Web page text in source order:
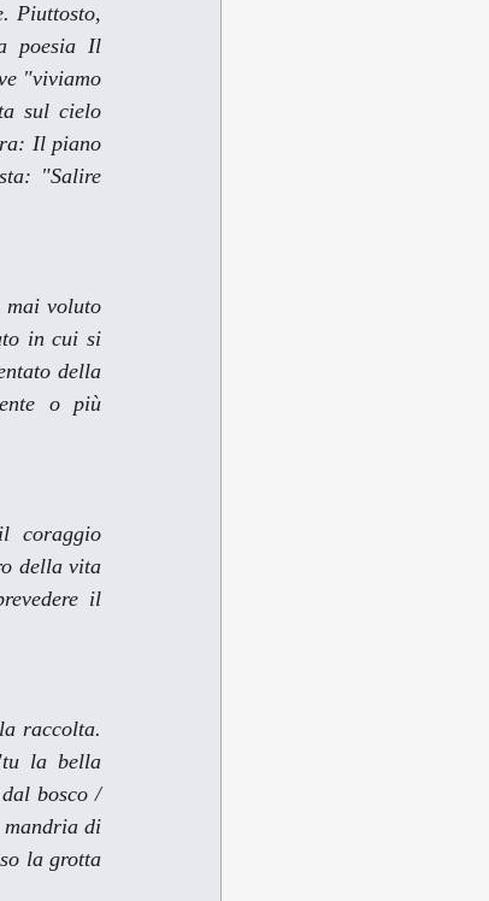
Piuttosto,
poesia Il
"viviamo
sul cielo
Il piano
"Salire
mai voluto
in cui si
della
o più
coraggio
della vita
il
raccolta.
la bella
bosco /
di
la grotta